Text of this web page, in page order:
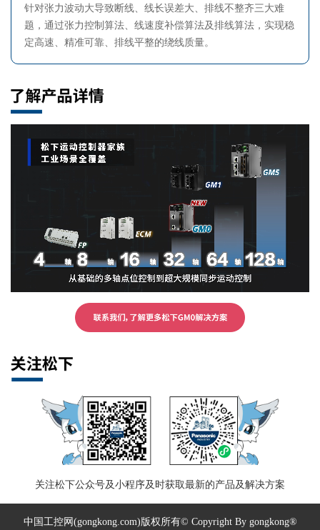
针对张力波动大导致断线、线长误差大、排线不整齐三大难
题，通过张力控制算法、线速度补偿算法及排线算法，实现稳
定高速、精准可靠、排线平整的绕线质量。
关注松下公众号及小程序及时获取最新的产品及解决方案
中国工控网(gongkong.com)版权所有© Copyright By gongkong®